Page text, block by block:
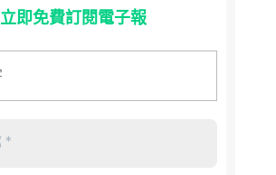
立即免費訂閱電子報